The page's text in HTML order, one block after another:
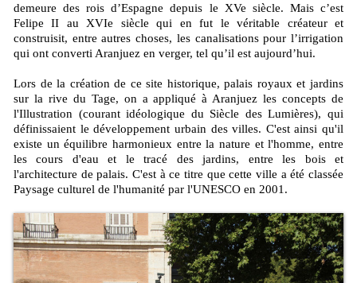
demeure des rois d’Espagne depuis le XVe siècle. Mais c’est
Felipe II au XVIe siècle qui en fut le véritable créateur et
construisit, entre autres choses, les canalisations pour l’irrigation
qui ont converti Aranjuez en verger, tel qu’il est aujourd’hui.
Lors de la création de ce site historique, palais royaux et jardins
sur la rive du Tage, on a appliqué à Aranjuez les concepts de
l'Illustration (courant idéologique du Siècle des Lumières), qui
définissaient le développement urbain des villes. C'est ainsi qu'il
existe un équilibre harmonieux entre la nature et l'homme, entre
les cours d'eau et le tracé des jardins, entre les bois et
l'architecture de palais. C'est à ce titre que cette ville a été classée
Paysage culturel de l'humanité par l'UNESCO en 2001.